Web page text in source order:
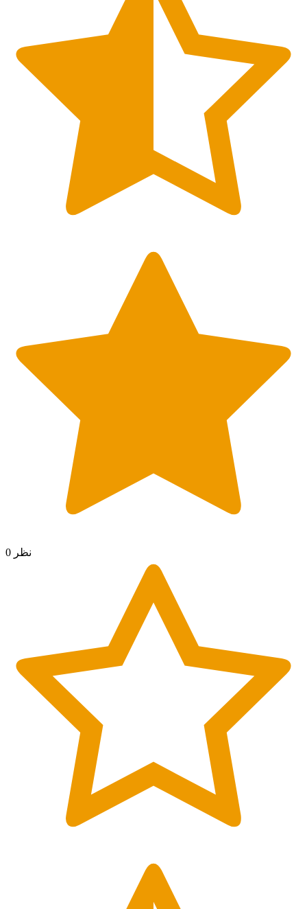
0 نظر